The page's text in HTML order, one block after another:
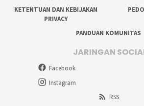
KETENTUAN DAN KEBIJAKAN
PRIVACY
PANDUAN KOMUNITAS
JARINGAN
Facebook
Instagram
RSS